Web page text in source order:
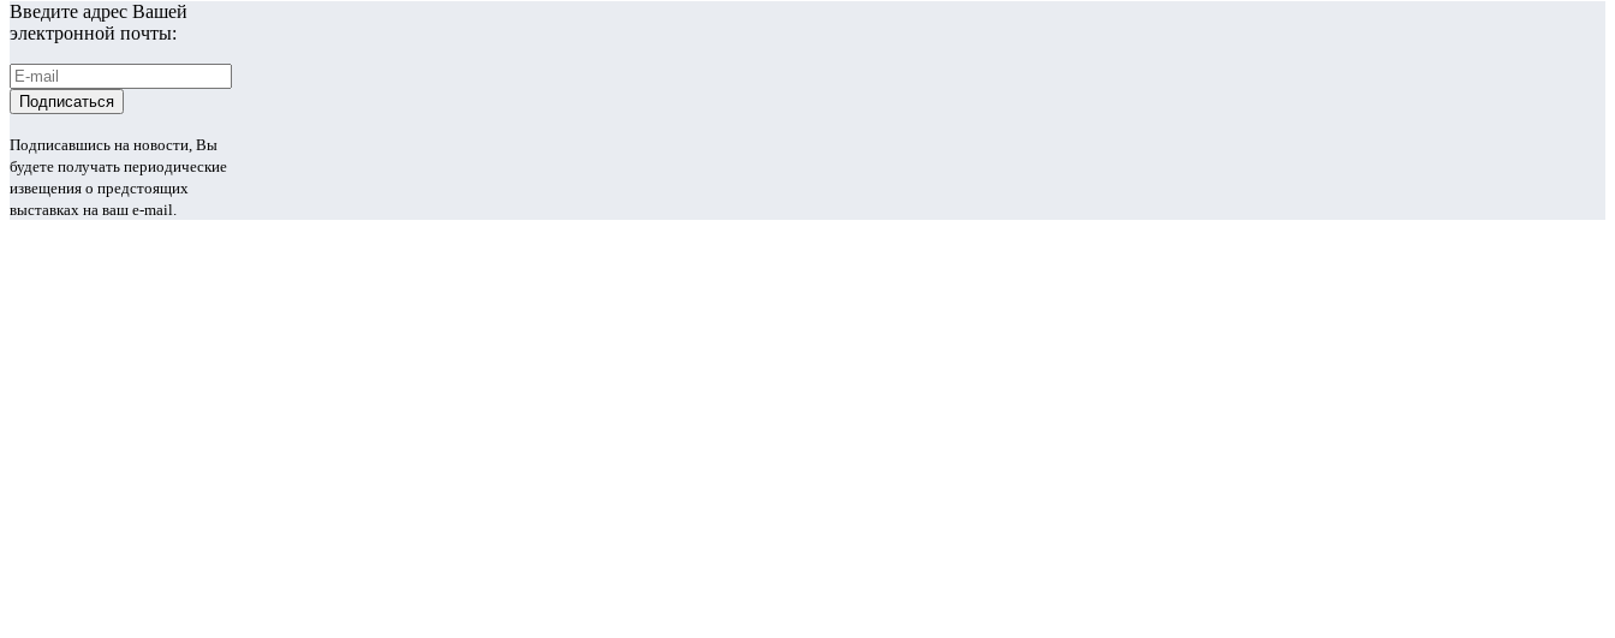
Введите адрес Вашей
электронной почты:
Подписавшись на новости, Вы
будете получать периодические
извещения о предстоящих
выставках на ваш e-mail.